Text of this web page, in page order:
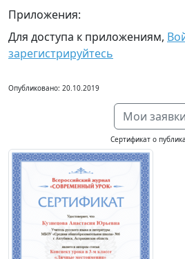
Приложения:
Для доступа к приложениям,
зарегистрируйтесь
Опубликовано: 20.10.2019
Мои заявки
Сертификат о